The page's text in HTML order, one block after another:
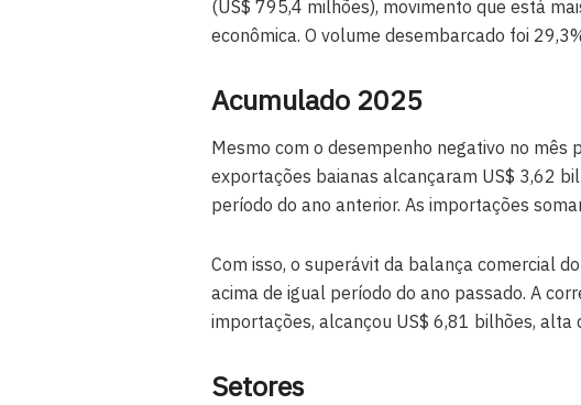
(US$ 795,4 milhões), movimento que está
econômica. O volume desembarcado foi
Acumulado 2025
Mesmo com o desempenho negativo no mês
exportações baianas alcançaram US$ 3,62
período do ano anterior. As importações
Com isso, o superávit da balança comercial
acima de igual período do ano passado. A
importações, alcançou US$ 6,81 bilhões, alta
Setores